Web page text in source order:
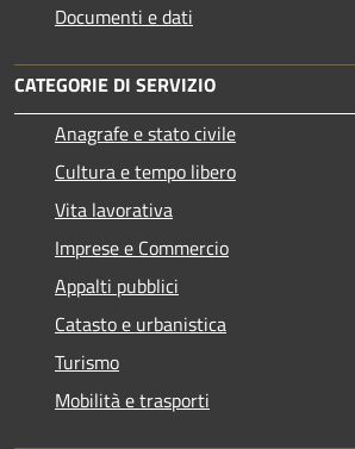
Documenti e dati
CATEGORIE DI SERVIZIO
Anagrafe e stato civile
Cultura e tempo libero
Vita lavorativa
Imprese e Commercio
Appalti pubblici
Catasto e urbanistica
Turismo
Mobilità e trasporti